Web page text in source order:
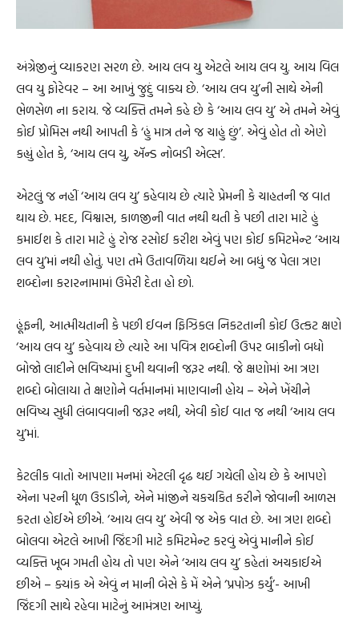
અંગ્રેજીનું વ્યાકરણ સરળ છે. આય લવ યુ એટલે આય લવ યુ. આય વિલ
લવ યુ ફોરેવર – આ આખું જુદું વાક્ય છે. ‘આય લવ યુ’ની સાથે એની
ભેળસેળ ના કરાય. જે વ્યક્તિ તમને કહે છે કે ‘આય લવ યુ’ એ તમને એવું
કોઈ પ્રોમિસ નથી આપતી કે ‘હું માત્ર તને જ ચાહું છું’. એવું હોત તો એણે
કહ્યું હોત કે, ‘આય લવ યુ, ઍન્ડ નોબડી એલ્સ’.
એટલું જ નહીં ‘આય લવ યુ’ કહેવાય છે ત્યારે પ્રેમની કે ચાહતની જ વાત
થાય છે. મદદ, વિશ્વાસ, કાળજીની વાત નથી થતી કે પછી તારા માટે હું
કમાઈશ કે તારા માટે હું રોજ રસોઈ કરીશ એવું પણ કોઈ કમિટમેન્ટ ‘આય
લવ યુ’માં નથી હોતું. પણ તમે ઉતાવળિયા થઈને આ બધું જ પેલા ત્રણ
શબ્દોના કરારનામામાં ઉમેરી દેતા હો છો.
હૂંફની, આત્મીયતાની કે પછી ઈવન ફિઝિકલ નિકટતાની કોઈ ઉત્કટ ક્ષણે
‘આય લવ યુ’ કહેવાય છે ત્યારે આ પવિત્ર શબ્દોની ઉપર બાકીનો બધો
બોજો લાદીને ભવિષ્યમાં દુખી થવાની જરૂર નથી. જે ક્ષણોમાં આ ત્રણ
શબ્દો બોલાયા તે ક્ષણોને વર્તમાનમાં માણવાની હોય – એને ખેંચીને
ભવિષ્ય સુધી લંબાવવાની જરૂર નથી, એવી કોઈ વાત જ નથી ‘આય લવ
યુ’માં.
કેટલીક વાતો આપણા મનમાં એટલી દૃઢ થઈ ગયેલી હોય છે કે આપણે
એના પરની ધૂળ ઉડાડીને, એને માંજીને ચકચકિત કરીને જોવાની આળસ
કરતા હોઈએ છીએ. ‘આય લવ યુ’ એવી જ એક વાત છે. આ ત્રણ શબ્દો
બોલવા એટલે આખી જિંદગી માટે કમિટમેન્ટ કરવું એવું માનીને કોઈ
વ્યક્તિ ખૂબ ગમતી હોય તો પણ એને ‘આય લવ યુ’ કહેતાં અચકાઈએ
છીએ – ક્યાંક એ એવું ન માની બેસે કે મેં એને ‘પ્રપોઝ કર્યું’- આખી
જિંદગી સાથે રહેવા માટેનું આમંત્રણ આપ્યું.